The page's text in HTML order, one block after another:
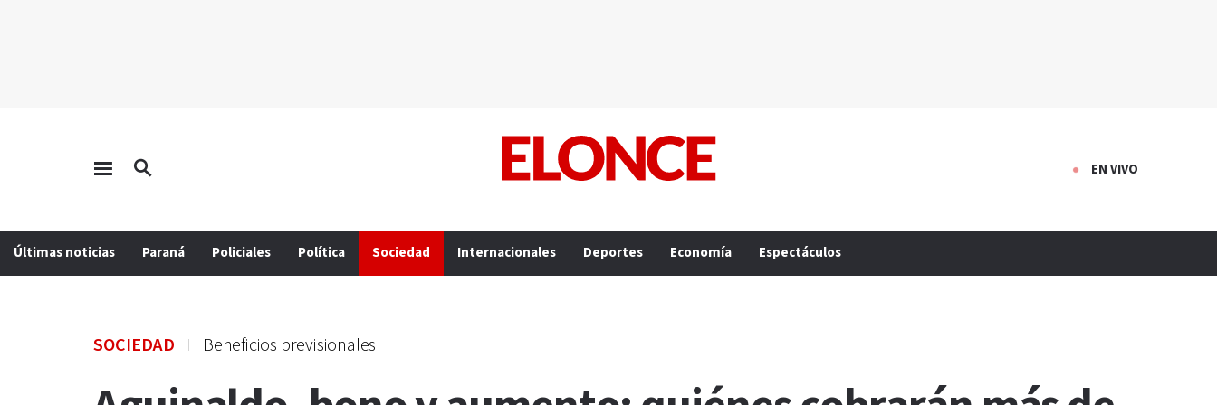
EN VIVO
Últimas noticias Paraná Policiales Política Sociedad Internacionales Deportes Economía Espectáculos
SOCIEDAD Beneficios previsionales